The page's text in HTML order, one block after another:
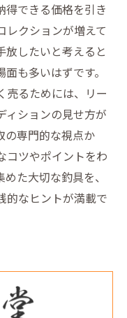
得できる価格を引き
レクションが増えて
放したいと考えると
も多いはずです。
売るためには、リー
ィションの見せ方が
の専門的な視点か
コツやポイントをわ
た大切な釣具を、
的なヒントが満載で